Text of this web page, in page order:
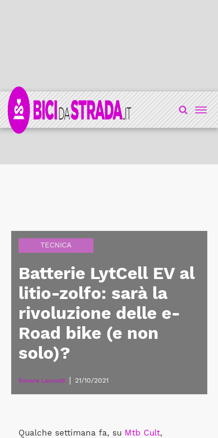
TECNICA
Batterie LytCell EV al
litio-zolfo: sarà la
rivoluzione delle e-
Road bike (e non
solo)?
Simone Lanciotti 21/10/2021
Qualche settimana fa, su Mtb Cult,